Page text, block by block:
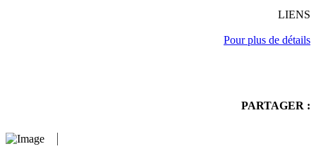
LIENS
Pour plus de détails
PARTAGER :